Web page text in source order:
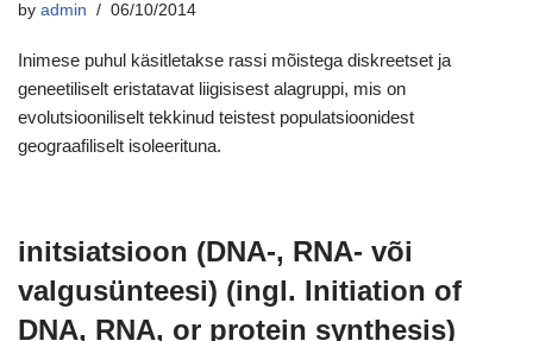
by admin 06/10/2014
Inimese puhul käsitletakse rassi mõistega diskreetset ja
geneetiliselt eristatavat liigisisest alagruppi, mis on
evolutsiooniliselt tekkinud teistest populatsioonidest
geograafiliselt isoleerituna.
initsiatsioon (DNA-, RNA- või
valgusünteesi) (ingl. Initiation of
DNA, RNA, or protein synthesis)